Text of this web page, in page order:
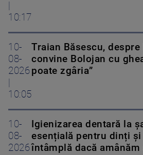
10:17
10-
08-
2026
10:05
Traian Băsescu, despre
convine Bolojan cu
poate zgâria”
10-
08-
2026
Igienizarea dentară la
esențială pentru dinți
întâmplă dacă amânăm